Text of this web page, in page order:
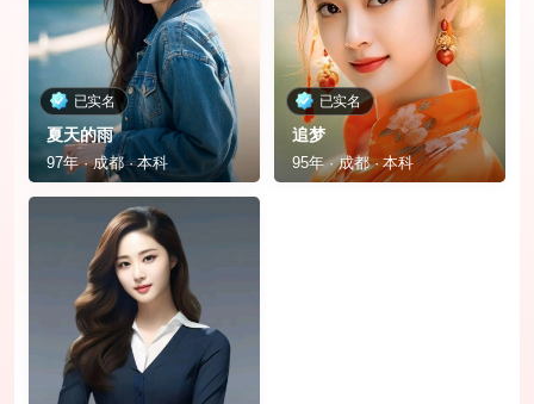
已实名
夏天的雨
97年 · 成都 · 本科
已实名
追梦
95年 · 成都 · 本科